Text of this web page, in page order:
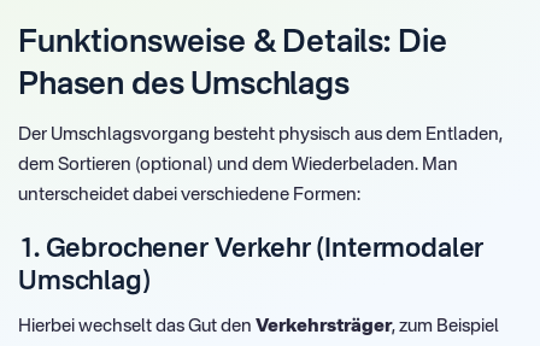
Funktionsweise & Details: Die
Phasen des Umschlags
Der Umschlagsvorgang besteht physisch aus dem Entladen,
dem Sortieren (optional) und dem Wiederbeladen. Man
unterscheidet dabei verschiedene Formen:
1. Gebrochener Verkehr (Intermodaler
Umschlag)
Hierbei wechselt das Gut den Verkehrsträger, zum Beispiel